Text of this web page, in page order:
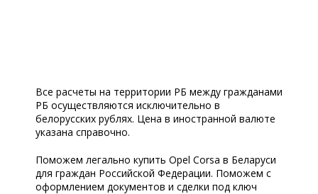
Все расчеты на территории РБ между гражданами
РБ осуществляются исключительно в
белорусских рублях. Цена в иностранной валюте
указана справочно.
Поможем легально купить Opel Corsa в Беларуси
для граждан Российской Федерации. Поможем с
оформлением документов и сделки под ключ